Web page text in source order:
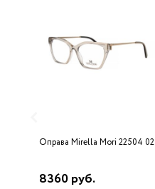
Оправа Mirella Mori 22504 02
8360 руб.